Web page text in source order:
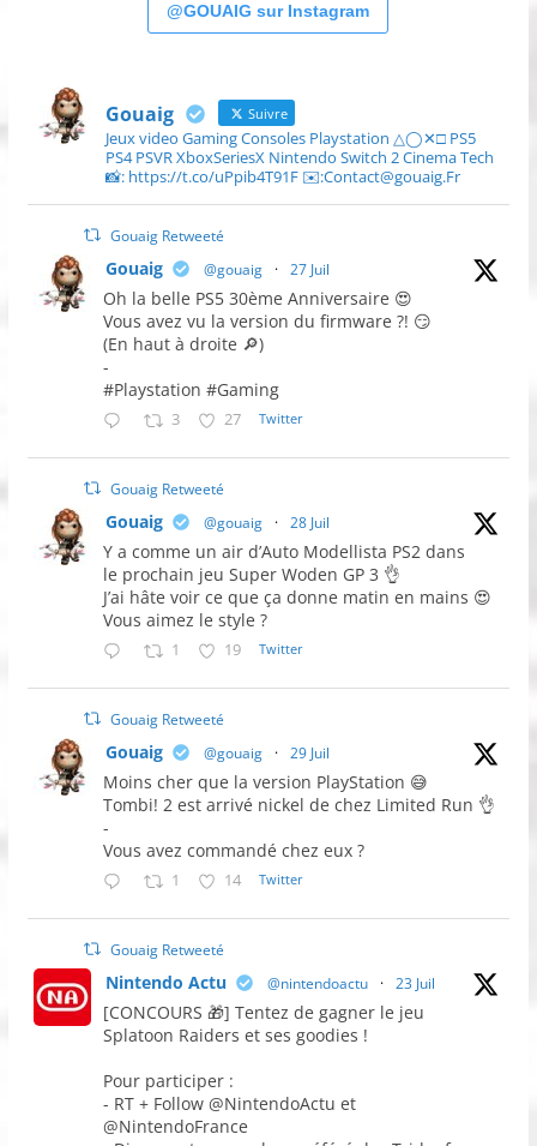
@GOUAIG sur Instagram
Gouaig Suivre
Jeux video Gaming Consoles Playstation △◯✕□ PS5
PS4 PSVR XboxSeriesX Nintendo Switch 2 Cinema Tech
📸: https://t.co/uPpib4T91F ✉️:Contact@gouaig.Fr
Gouaig Retweeté
Gouaig @gouaig · 27 Juil
Oh la belle PS5 30ème Anniversaire 😍
Vous avez vu la version du firmware ?! 😏
(En haut à droite 🔎)
-
#Playstation #Gaming
3 27 Twitter
Gouaig Retweeté
Gouaig @gouaig · 28 Juil
Y a comme un air d’Auto Modellista PS2 dans
le prochain jeu Super Woden GP 3 👌
J’ai hâte voir ce que ça donne matin en mains 😍
Vous aimez le style ?
1 19 Twitter
Gouaig Retweeté
Gouaig @gouaig · 29 Juil
Moins cher que la version PlayStation 😅
Tombi! 2 est arrivé nickel de chez Limited Run 👌
-
Vous avez commandé chez eux ?
1 14 Twitter
Gouaig Retweeté
Nintendo Actu @nintendoactu · 23 Juil
[CONCOURS 🎁] Tentez de gagner le jeu
Splatoon Raiders et ses goodies !
Pour participer :
- RT + Follow @NintendoActu et
@NintendoFrance